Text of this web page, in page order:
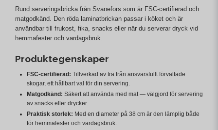
Rund serveringsbricka från Svanefors som är FSC‑certifierad och
matgodkänd. Den röda laminatbrickan passar i köket och är
användbar till frukost, fika, snacks eller när du serverar dryck vid
hemmafester och vardagsbruk.
Produktegenskaper
FSC‑certifierad: Tillverkad av trä från ansvarsfullt förvaltade
skogar, ett hållbart val för din servering.
Matgodkänd: Säkert att använda med mat — välgjord för servering
av snacks eller drycker.
Praktisk storlek: Med en diameter på 38 cm är den lämplig både
för hemmafester och vardagsbruk.